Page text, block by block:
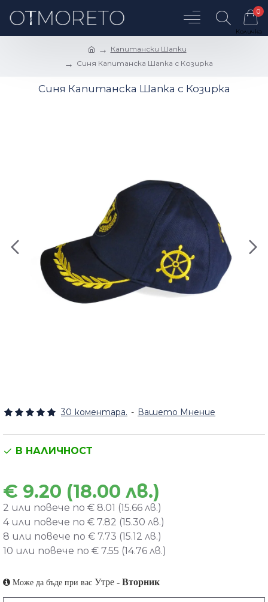
0
Капитански Шапки
Синя Капитанска Шапка с Козирка
Синя Капитанска Шапка с Козирка
30 коментара. - Вашето Мнение
€ 9.20 (18.00 лв.)
2 или повече по € 8.01 (15.66 лв.)
4 или повече по € 7.82 (15.30 лв.)
8 или повече по € 7.73 (15.12 лв.)
10 или повече по € 7.55 (14.76 лв.)
В НАЛИЧНОСТ
Може да бъде при вас Утре - Вторник